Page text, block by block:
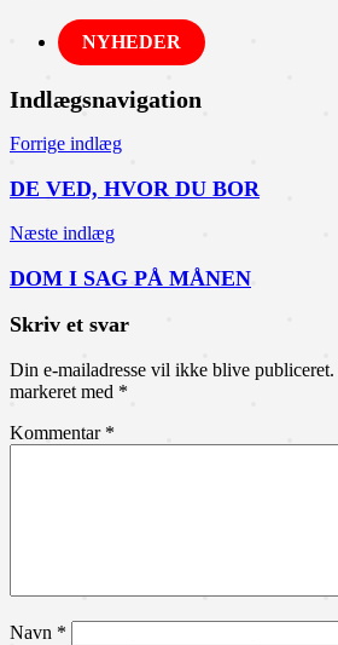
NYHEDER
Indlægsnavigation
Forrige indlæg
DE VED, HVOR DU BOR
Næste indlæg
DOM I SAG PÅ MÅNEN
Skriv et svar
Din e-mailadresse vil ikke blive publiceret.
markeret med *
Kommentar *
Navn *